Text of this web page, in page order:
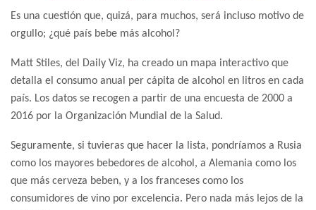
Es una cuestión que, quizá, para muchos, será incluso motivo de
orgullo; ¿qué país bebe más alcohol?
Matt Stiles, del Daily Viz, ha creado un mapa interactivo que
detalla el consumo anual per cápita de alcohol en litros en cada
país. Los datos se recogen a partir de una encuesta de 2000 a
2016 por la Organización Mundial de la Salud.
Seguramente, si tuvieras que hacer la lista, pondríamos a Rusia
como los mayores bebedores de alcohol, a Alemania como los
que más cerveza beben, y a los franceses como los
consumidores de vino por excelencia. Pero nada más lejos de la